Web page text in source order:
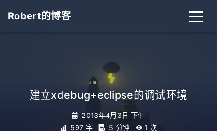
Robert的博客
建立xdebug+eclipse的调试环境
2013年4月3日 下午
597 字
5 分钟 1 次